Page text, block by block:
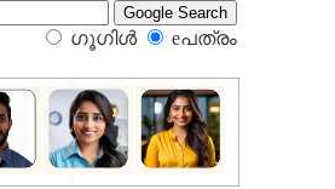
ഗൂഗിള്‍ eപത്രം‍